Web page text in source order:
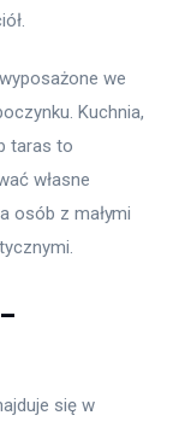
we
Kuchnia,
taras to
własne
osób z małymi
się w